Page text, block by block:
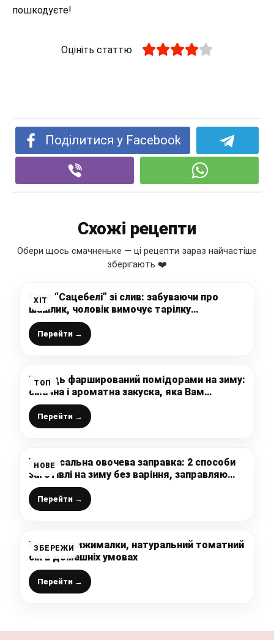
пошкодуєте!
Оцініть статтю
Поділитися у Facebook
Схожі рецепти
Обери щось смачненьке — ці рецепти зараз найчастіше
зберігають ❤️
ХІТ
Соус “Сацебелі” зі слив: забуваючи про
шашлик, чоловік вимочує тарілку
шматочком лаваша
Перейти →
ТОП
Перець фарширований помідорами на зиму:
смачна і ароматна закуска, яка Вам
сподобається
Перейти →
НОВЕ
Універсальна овочева заправка: 2 способи
заготівлі на зиму без варіння, заправляю
суп чи інші страви (дуже смачно, корисно,
запах та смак літа)
Перейти →
ЗБЕРЕЖИ
Без соковижималки, натуральний томатний
сік в домашніх умовах
Перейти →